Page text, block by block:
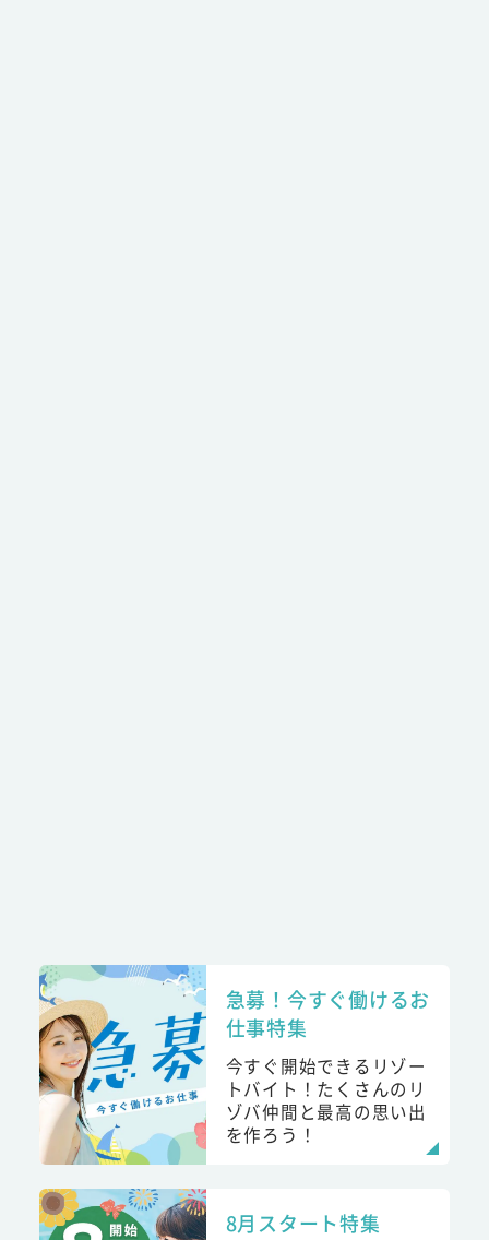
急募！今すぐ働けるお
仕事特集
今すぐ開始できるリゾー
トバイト！たくさんのリ
ゾバ仲間と最高の思い出
を作ろう！
8月スタート特集